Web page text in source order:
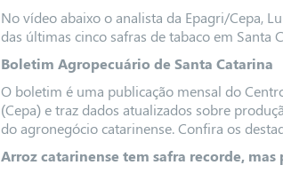
No vídeo abaixo o analista da Epagri/Cepa,
das últimas cinco safras de tabaco em Santa
Boletim Agropecuário de Santa Catarina
O boletim é uma publicação mensal do
(Cepa) e traz dados atualizados sobre
do agronegócio catarinense. Confira os
Arroz catarinense tem safra recorde, mas